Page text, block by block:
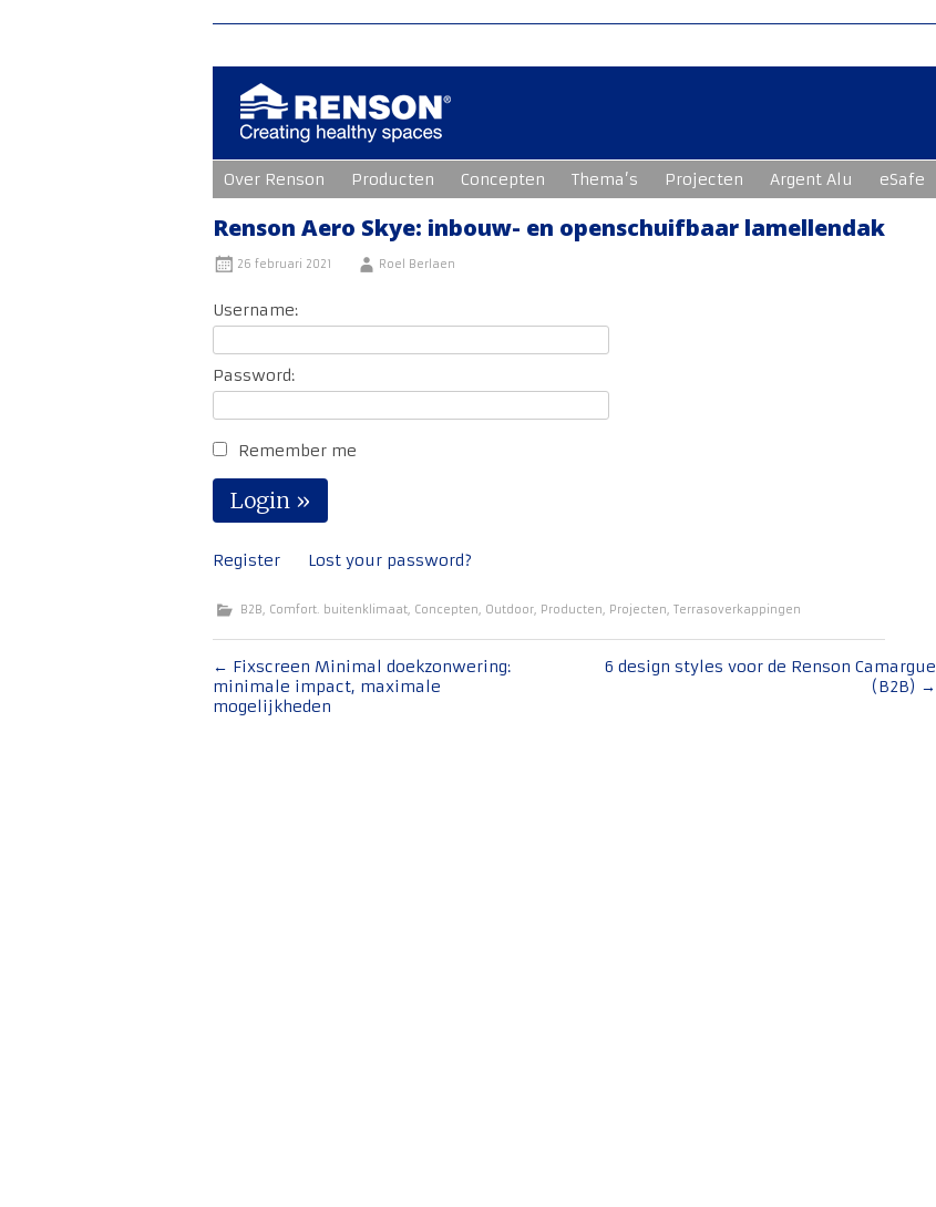
naar
de
inhoud
Over Renson Producten Concepten Thema’s Projecten Argent Alu eSafe
Renson Aero Skye: inbouw- en openschuifbaar lamellendak
26 februari 2021 Roel Berlaen
Username:
Password:
Remember me
Register Lost your password?
B2B, Comfort. buitenklimaat, Concepten, Outdoor, Producten, Projecten, Terrasoverkappingen
Bericht
navigatie
← Fixscreen Minimal doekzonwering:
minimale impact, maximale
mogelijkheden
6 design styles voor de Renson Camargue
(B2B) →